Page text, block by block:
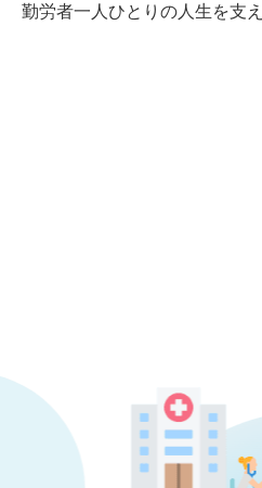
勤労者⼀⼈ひとりの⼈⽣を⽀